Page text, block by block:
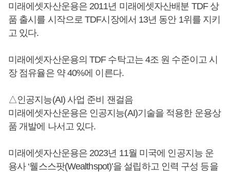
미래에셋자산운용은 2011년 미래에셋자산배분 TDF 상
품 출시를 시작으로 TDF시장에서 13년 동안 1위를 지키
고 있다.
미래에셋자산운용의 TDF 수탁고는 4조 원 수준이고 시
장 점유율은 약 40%에 이른다.
△인공지능(AI) 사업 준비 잰걸음
미래에셋자산운용은 인공지능(AI)기술을 적용한 운용상
품 개발에 나서고 있다.
미래에셋자산운용은 2023년 11월 미국에 인공지능 운
용사 ‘웰스스팟(Wealthspot)’을 설립하고 인력 구성 등을